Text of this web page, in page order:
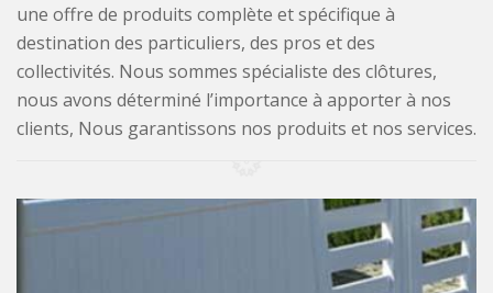
une offre de produits complète et spécifique à
destination des particuliers, des pros et des
collectivités. Nous sommes spécialiste des clôtures,
nous avons déterminé l’importance à apporter à nos
clients, Nous garantissons nos produits et nos services.